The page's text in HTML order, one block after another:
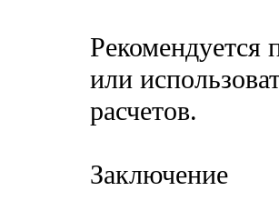
Рекомендуется
или
расчетов.
Заключение